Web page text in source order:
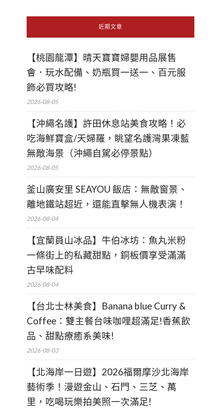
近期文章
【桃園龍潭】晴天寶寶婦嬰用品展售
會．玩水配備、奶瓶買一送一、百元服
飾必買攻略!
2026-08-05
【沖繩名護】許田休息站美食攻略！必
吃海鮮寶盒/天婦羅，眺望名護灣果凍藍
無敵海景（沖繩自駕必停景點）
2026-08-05
釜山廣安里 SEAYOU 飯店：無敵窗景、
離地鐵站超近，還能直擊無人機表演！
2026-08-04
【宜蘭員山冰品】牛伯冰坊：魚丸米粉
一條街上的私藏甜點，銅板價享受滿滿
古早味配料
2026-08-04
【台北士林美食】Banana blue Curry &
Coffee：雙主餐台味咖哩超滿足!香蕉飲
品、甜點療癒系美味!
2026-08-03
【北海岸一日遊】2026福爾摩沙北海岸
藝術季！漫遊金山、石門、三芝、萬
里，吃喝玩樂拍美照一次滿足!